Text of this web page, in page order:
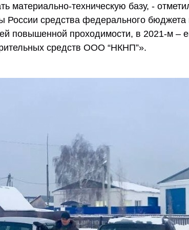
материально-техническую базу, -
средства федерального бюджета
повышенной проходимости, в 2021-м –
средств ООО “НКНП”».